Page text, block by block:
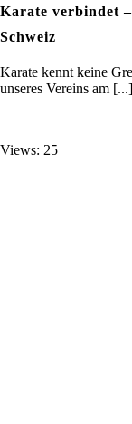
Karate verbindet
Schweiz
Karate kennt keine
unseres Vereins am [...]
Views: 25